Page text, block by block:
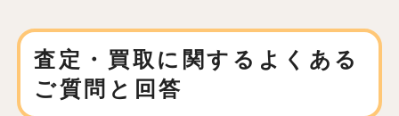
査定・買取に関する よくある
ご質問と回答